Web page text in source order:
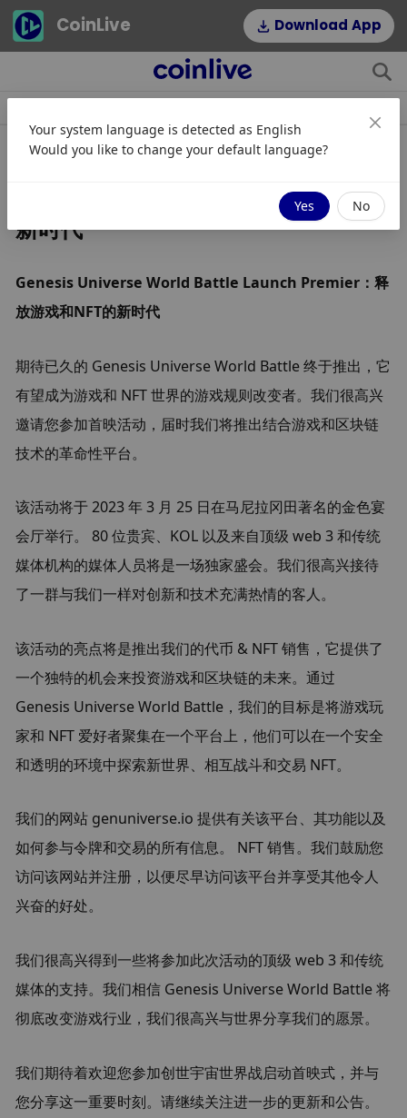
CoinLive Download App
Genesis Universe World Battle
Launch Premier：释放游戏和NFT的
新时代
Genesis Universe World Battle Launch Premier：释
放游戏和NFT的新时代
期待已久的 Genesis Universe World Battle 终于推出，它
有望成为游戏和 NFT 世界的游戏规则改变者。我们很高兴
邀请您参加首映活动，届时我们将推出结合游戏和区块链
技术的革命性平台。
该活动将于 2023 年 3 月 25 日在马尼拉冈田著名的金色宴
会厅举行。 80 位贵宾、KOL 以及来自顶级 web 3 和传统
媒体机构的媒体人员将是一场独家盛会。我们很高兴接待
了一群与我们一样对创新和技术充满热情的客人。
该活动的亮点将是推出我们的代币 & NFT 销售，它提供了
一个独特的机会来投资游戏和区块链的未来。通过
Genesis Universe World Battle，我们的目标是将游戏玩
家和 NFT 爱好者聚集在一个平台上，他们可以在一个安全
和透明的环境中探索新世界、相互战斗和交易 NFT。
我们的网站 genuniverse.io 提供有关该平台、其功能以及
如何参与令牌和交易的所有信息。 NFT 销售。我们鼓励您
访问该网站并注册，以便尽早访问该平台并享受其他令人
兴奋的好处。
我们很高兴得到一些将参加此次活动的顶级 web 3 和传统
媒体的支持。我们相信 Genesis Universe World Battle 将
彻底改变游戏行业，我们很高兴与世界分享我们的愿景。
我们期待着欢迎您参加创世宇宙世界战启动首映式，并与
您分享这一重要时刻。请继续关注进一步的更新和公告。
Your system language is detected as English
Would you like to change your default language?
Yes No